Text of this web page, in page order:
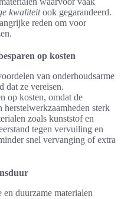
kwaliteitook gegarandeerd.
reden om voor
op kosten
van onderhoudsarme
dat ze vereisen.
op kosten, omdat de
herstelwerkzaamheden sterk
zoals kunststof en
tegen vervuiling en
snel vervanging of extra
duurzame materialen